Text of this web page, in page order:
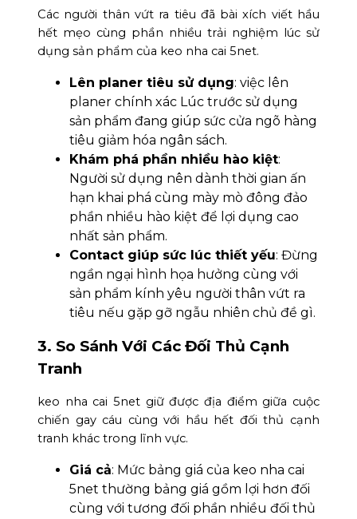
Các người thân vứt ra tiêu đã bài xích viết hầu
hết mẹo cùng phần nhiều trải nghiệm lúc sử
dụng sản phẩm của keo nha cai 5net.
Lên planer tiêu sử dụng: việc lên
planer chính xác Lúc trước sử dụng
sản phẩm đang giúp sức cửa ngõ hàng
tiêu giảm hóa ngân sách.
Khám phá phần nhiều hào kiệt:
Người sử dụng nên dành thời gian ấn
hạn khai phá cùng mày mò đông đảo
phần nhiều hào kiệt để lợi dụng cao
nhất sản phẩm.
Contact giúp sức lúc thiết yếu: Đừng
ngần ngại hình họa hưởng cùng với
sản phẩm kính yêu người thân vứt ra
tiêu nếu gặp gỡ ngẫu nhiên chủ đề gì.
3. So Sánh Với Các Đối Thủ Cạnh
Tranh
keo nha cai 5net giữ được địa điểm giữa cuộc
chiến gay cáu cùng với hầu hết đối thủ cạnh
tranh khác trong lĩnh vực.
Giá cả: Mức bảng giá của keo nha cai
5net thường bảng giá gồm lợi hơn đối
cùng với tương đối phần nhiều đối thủ